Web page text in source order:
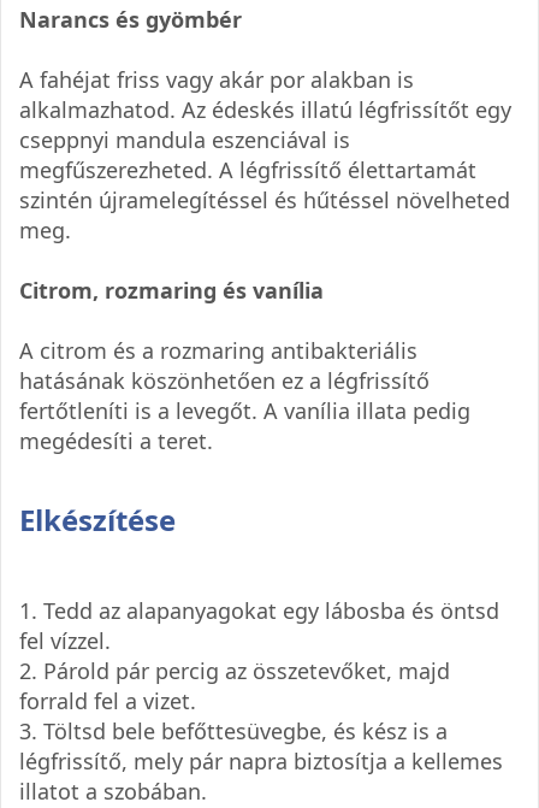
Narancs és gyömbér
A fahéjat friss vagy akár por alakban is
alkalmazhatod. Az édeskés illatú légfrissítőt egy
cseppnyi mandula eszenciával is
megfűszerezheted. A légfrissítő élettartamát
szintén újramelegítéssel és hűtéssel növelheted
meg.
Citrom, rozmaring és vanília
A citrom és a rozmaring antibakteriális
hatásának köszönhetően ez a légfrissítő
fertőtleníti is a levegőt. A vanília illata pedig
megédesíti a teret.
Elkészítése
1. Tedd az alapanyagokat egy lábosba és öntsd
fel vízzel.
2. Párold pár percig az összetevőket, majd
forrald fel a vizet.
3. Töltsd bele befőttesüvegbe, és kész is a
légfrissítő, mely pár napra biztosítja a kellemes
illatot a szobában.